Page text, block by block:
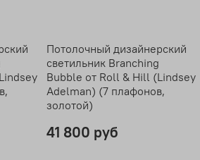
Потолочный дизайнерский
светильник Branching
Bubble от Roll & Hill (Lindsey
Adelman) (7 плафонов,
золотой)
41 800 руб